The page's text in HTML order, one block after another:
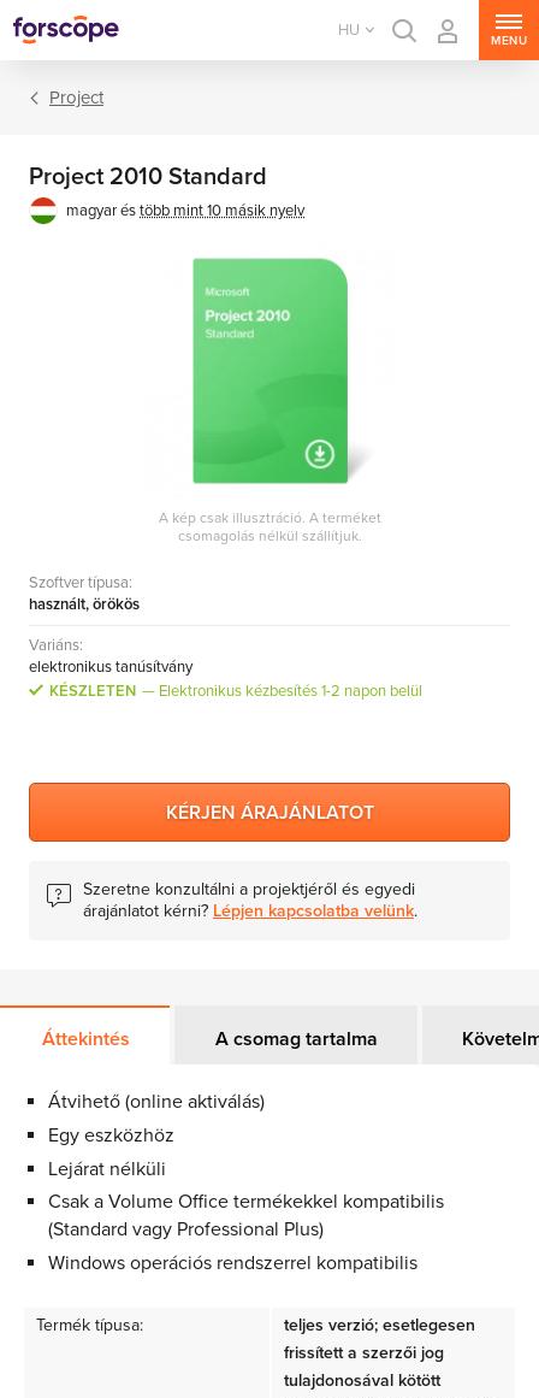
HU
MENU
Project
Project 2010 Standard
magyar éstöbb mint 10 másik nyelv
A kép csak illusztráció. A terméket
csomagolás nélkül szállítjuk.
Szoftver típusa:
használt, örökös
Variáns:
elektronikus tanúsítvány
KÉSZLETEN
Elektronikus kézbesítés 1-2 napon belül
KÉRJEN ÁRAJÁNLATOT
Szeretne konzultálni a projektjéről és egyedi
árajánlatot kérni? Lépjen kapcsolatba velünk.
Áttekintés A csomag tartalma
Átvihető (online aktiválás)
Egy eszközhöz
Lejárat nélküli
Csak a Volume Office termékekkel kompatibilis
(Standard vagy Professional Plus)
Windows operációs rendszerrel kompatibilis
Termék típusa:
teljes verzió; esetlegesen
frissített a szerzői jog
tulajdonosával kötött